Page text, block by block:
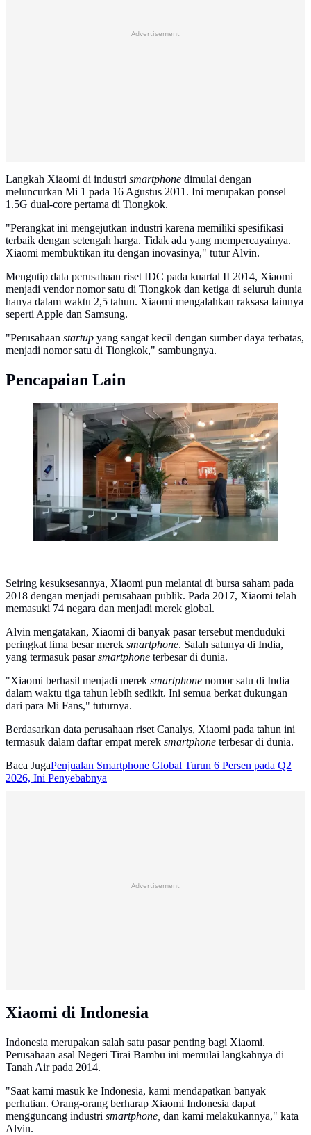
Advertisement
Langkah Xiaomi di industri smartphone dimulai dengan
meluncurkan Mi 1 pada 16 Agustus 2011. Ini merupakan ponsel
1.5G dual-core pertama di Tiongkok.
"Perangkat ini mengejutkan industri karena memiliki spesifikasi
terbaik dengan setengah harga. Tidak ada yang mempercayainya.
Xiaomi membuktikan itu dengan inovasinya," tutur Alvin.
Mengutip data perusahaan riset IDC pada kuartal II 2014, Xiaomi
menjadi vendor nomor satu di Tiongkok dan ketiga di seluruh dunia
hanya dalam waktu 2,5 tahun. Xiaomi mengalahkan raksasa lainnya
seperti Apple dan Samsung.
"Perusahaan startup yang sangat kecil dengan sumber daya terbatas,
menjadi nomor satu di Tiongkok," sambungnya.
Pencapaian Lain
Kantor Xiaomi di lantai 1 digunakan untuk kantor legal
dan administrasi. Liputan6.com/Agustin Setyo Wardani
Seiring kesuksesannya, Xiaomi pun melantai di bursa saham pada
2018 dengan menjadi perusahaan publik. Pada 2017, Xiaomi telah
memasuki 74 negara dan menjadi merek global.
Alvin mengatakan, Xiaomi di banyak pasar tersebut menduduki
peringkat lima besar merek smartphone. Salah satunya di India,
yang termasuk pasarsmartphone terbesar di dunia.
"Xiaomi berhasil menjadi merek smartphone nomor satu di India
dalam waktu tiga tahun lebih sedikit. Ini semua berkat dukungan
dari para Mi Fans," tuturnya.
Berdasarkan data perusahaan riset Canalys, Xiaomi pada tahun ini
termasuk dalam daftar empat merek smartphone terbesar di dunia.
Baca JugaPenjualan Smartphone Global Turun 6 Persen pada Q2
2026, Ini Penyebabnya
Advertisement
Xiaomi di Indonesia
Indonesia merupakan salah satu pasar penting bagi Xiaomi.
Perusahaan asal Negeri Tirai Bambu ini memulai langkahnya di
Tanah Air pada 2014.
"Saat kami masuk ke Indonesia, kami mendapatkan banyak
perhatian. Orang-orang berharap Xiaomi Indonesia dapat
mengguncang industri smartphone, dan kami melakukannya," kata
Alvin.